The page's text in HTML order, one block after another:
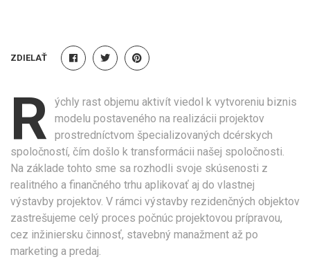
ZDIELAŤ
R
ýchly rast objemu aktivít viedol k vytvoreniu biznis
modelu postaveného na realizácii projektov
prostredníctvom špecializovaných dcérskych
spoločností, čím došlo k transformácii našej spoločnosti.
Na základe tohto sme sa rozhodli svoje skúsenosti z
realitného a finančného trhu aplikovať aj do vlastnej
výstavby projektov. V rámci výstavby rezidenčných objektov
zastrešujeme celý proces počnúc projektovou prípravou,
cez inžiniersku činnosť, stavebný manažment až po
marketing a predaj.